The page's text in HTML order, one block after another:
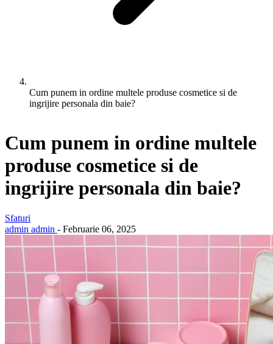
Cum punem in ordine multele produse cosmetice si de
ingrijire personala din baie?
Cum punem in ordine multele
produse cosmetice si de
ingrijire personala din baie?
Sfaturi
admin admin - Februarie 06, 2025